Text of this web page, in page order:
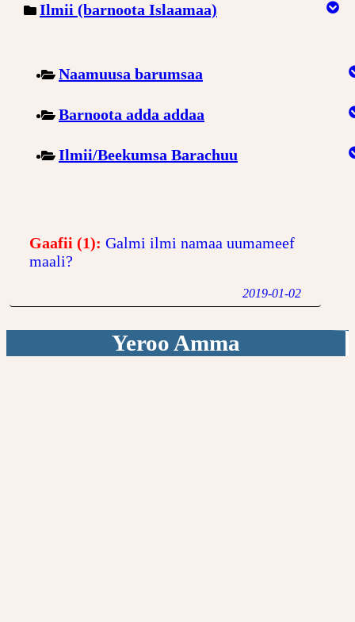
Ilmii (barnoota Islaamaa)
Naamuusa barumsaa
Barnoota adda addaa
Ilmii/Beekumsa Barachuu
Gaafii (1): Galmi ilmi namaa uumameef
maali?
2019-01-02
Yeroo Amma